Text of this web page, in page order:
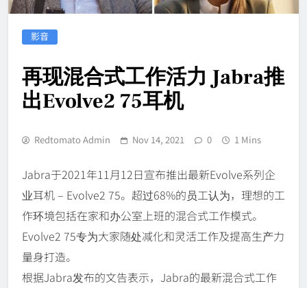
影音
再现混合式工作活力 Jabra推
出Evolve2 75耳机
Redtomato Admin Nov 14, 2021 0 1 Mins
Jabra于2021年11月12日宣布推出最新Evolve系列企
业耳机 – Evolve2 75。超过68%的员工认为，理想的工
作环境包括在家和办公室上班的混合式工作模式。
Evolve2 75专为大家随处减化和灵活工作及提高生产力
量身打造。
根据Jabra发布的文告表示，Jabra的最新混合式工作